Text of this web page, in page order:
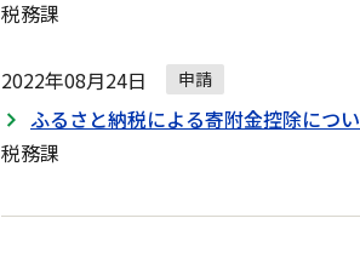
税務課
2022年08月24日 申請
ふるさと納税による寄附金控除につ
税務課